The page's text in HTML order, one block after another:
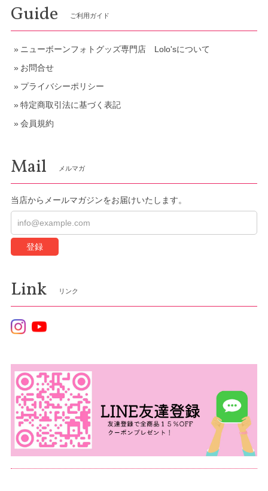
Guide ご利用ガイド
ニューボーンフォトグッズ専門店 Lolo'sについて
お問合せ
プライバシーポリシー
特定商取引法に基づく表記
会員規約
Mail メルマガ
当店からメールマガジンをお届けいたします。
登録
Link リンク